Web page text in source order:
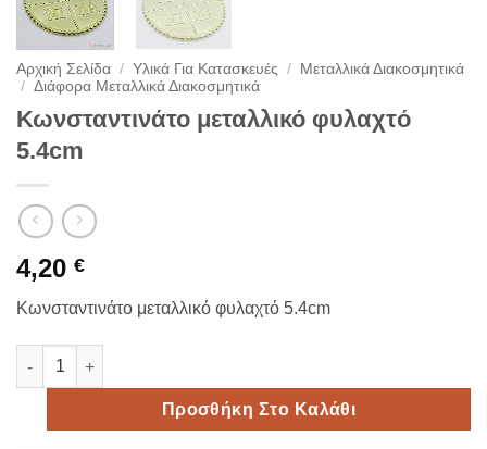
Αρχική Σελίδα / Υλικά Για Κατασκευές /
Μεταλλικά Διακοσμητικά
/ Διάφορα Μεταλλικά Διακοσμητικά
Κωνσταντινάτο μεταλλικό φυλαχτό
5.4cm
4,20 €
Κωνσταντινάτο μεταλλικό φυλαχτό 5.4cm
Κωνσταντινάτο μεταλλικό φυλαχτό 5.4cm ποσότητα
Προσθήκη Στο Καλάθι